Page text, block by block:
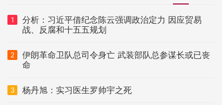
1
分析：习近平借纪念陈云强调政治定力 因应贸易
战、反腐和十五五规划
2
伊朗革命卫队总司令身亡 武装部队总参谋长或已丧
命
3 杨丹旭：实习医生罗帅宇之死